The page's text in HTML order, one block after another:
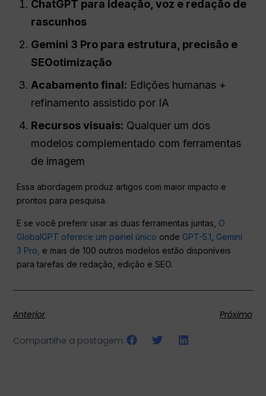
ChatGPT para ideação, voz e redação de
rascunhos
Gemini 3 Pro para estrutura, precisão e
SEOotimização
Acabamento final: Edições humanas +
refinamento assistido por IA
Recursos visuais: Qualquer um dos
modelos complementado com ferramentas
de imagem
Essa abordagem produz artigos com maior impacto e
prontos para pesquisa.
E se você preferir usar as duas ferramentas juntas, O
GlobalGPT oferece um painel único onde GPT-5.1 Gemini
3 Pro, e mais de 100 outros modelos estão disponíveis
para tarefas de redação, edição e SEO.
Anterior Próximo
Compartilhe a postagem: